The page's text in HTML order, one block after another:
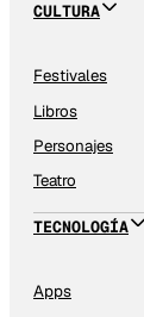
CULTURA
Festivales
Libros
Personajes
Teatro
TECNOLOGÍA
Apps